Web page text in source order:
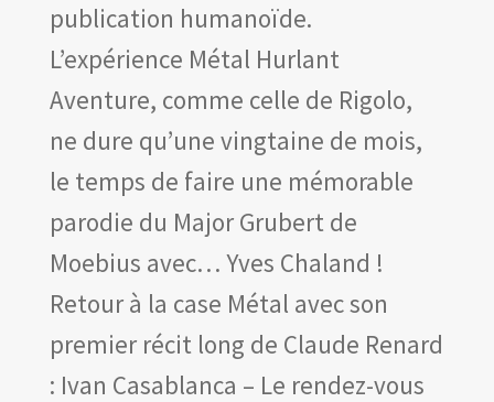
publication humanoïde.
L’expérience Métal Hurlant
Aventure, comme celle de Rigolo,
ne dure qu’une vingtaine de mois,
le temps de faire une mémorable
parodie du Major Grubert de
Moebius avec… Yves Chaland !
Retour à la case Métal avec son
premier récit long de Claude Renard
: Ivan Casablanca – Le rendez-vous